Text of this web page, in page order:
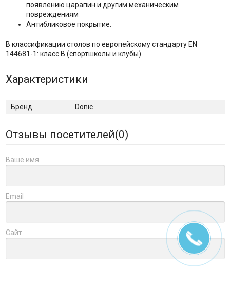
появлению царапин и другим механическим
повреждениям
Антибликовое покрытие.
В классификации столов по европейскому стандарту EN
144681-1: класс B (спортшколы и клубы).
Характеристики
Бренд Donic
Отзывы посетителей(0)
Ваше имя
Email
Сайт